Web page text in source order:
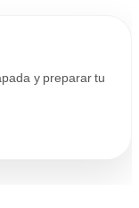
y preparar tu